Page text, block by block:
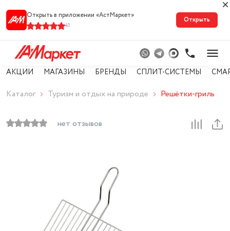
Открыть в приложении «АстМарке‪т‬»
41
Открыть
АКЦИИ МАГАЗИНЫ БРЕНДЫ СПЛИТ-СИСТЕМЫ
Каталог Туризм и отдых на природе Решётки-гриль
нет отзывов